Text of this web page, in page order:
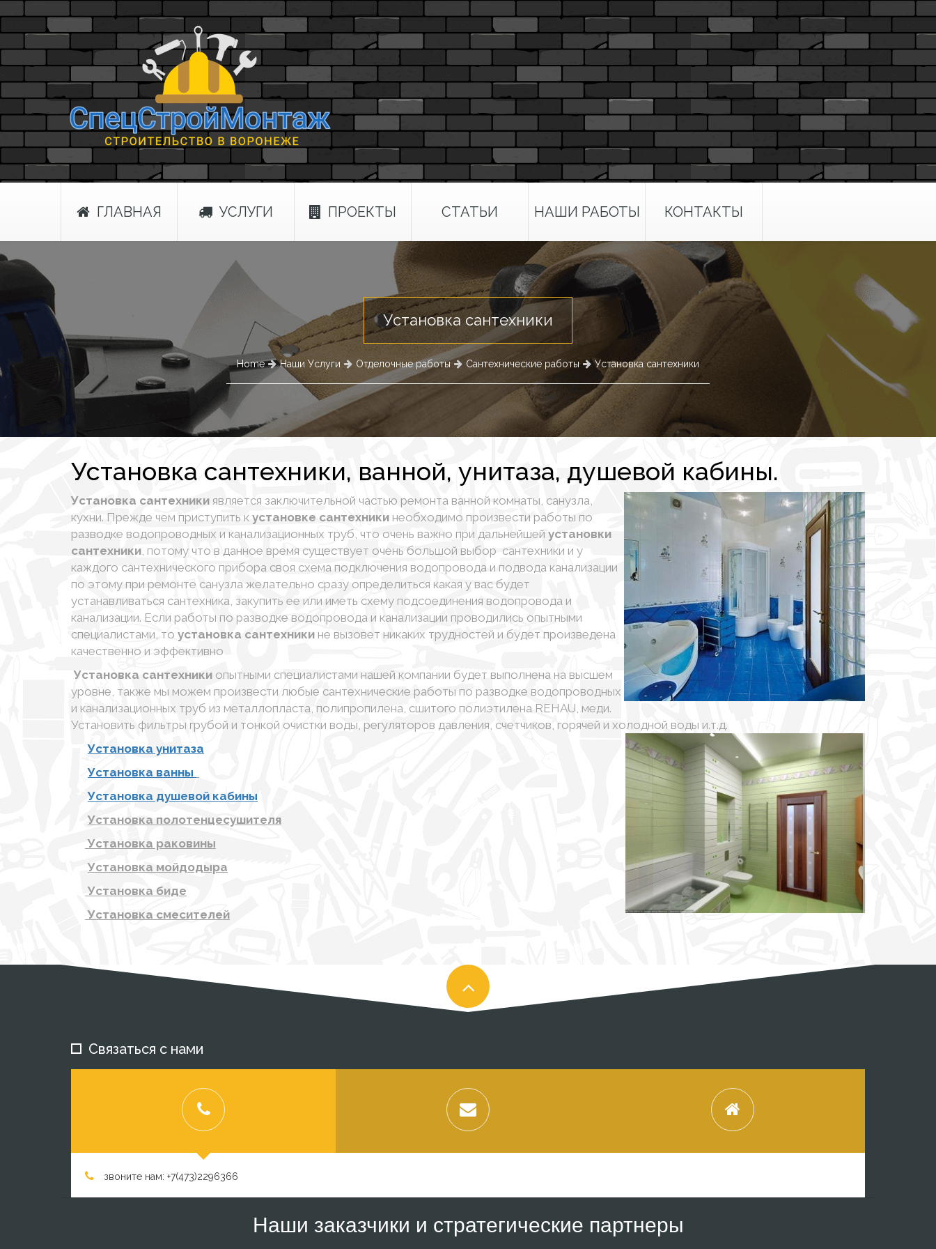
ГЛАВНАЯ УСЛУГИ ПРОЕКТЫ СТАТЬИ НАШИ РАБОТЫ КОНТАКТЫ
Установка сантехники
Home Наши Услуги Отделочные работы Сантехнические работы Установка сантехники
Установка сантехники, ванной, унитаза, душевой кабины.
Установка сантехники является заключительной частью ремонта ванной комнаты, санузла,
кухни. Прежде чем приступить к установке сантехники необходимо произвести работы по
разводке водопроводных и канализационных труб, что очень важно при дальнейшей установки
сантехники, потому что в данное время существует очень большой выбор сантехники и у
каждого сантехнического прибора своя схема подключения водопровода и подвода канализации
по этому при ремонте санузла желательно сразу определиться какая у вас будет
устанавливаться сантехника, закупить ее или иметь схему подсоединения водопровода и
канализации. Если работы по разводке водопровода и канализации проводились опытными
специалистами, то установка сантехники не вызовет никаких трудностей и будет произведена
качественно и эффективно
Установка сантехники опытными специалистами нашей компании будет выполнена на высшем
уровне, также мы можем произвести любые сантехнические работы по разводке водопроводных
и канализационных труб из металлопласта, полипропилена, сшитого полиэтилена REHAU, меди.
Установить фильтры грубой и тонкой очистки воды, регуляторов давления, счетчиков, горячей и холодной воды и.т.д.
Установка унитаза
Установка ванны
Установка душевой кабины
Установка полотенцесушителя
Установка раковины
Установка мойдодыра
Установка биде
Установка смесителей
Связаться с нами
звоните нам: +7(473)2296366
Наши заказчики и стратегические партнеры